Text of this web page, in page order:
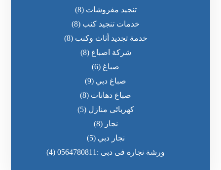
تنجيد مفروشات (8)
خدمات تنجيد كنب (8)
خدمة تجديد أثاث وكنب (8)
شركة اصباغ (8)
صباغ (6)
صباغ دبي (9)
صباغ دهانات (8)
كهربائى منازل (5)
نجار (8)
نجار دبي (5)
ورشة نجارة فى دبى :0564780811
(4)